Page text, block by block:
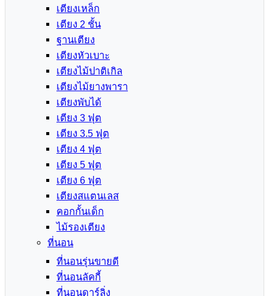
เตียงเหล็ก
เตียง 2 ชั้น
ฐานเตียง
เตียงหัวเบาะ
เตียงไม้ปาติเกิล
เตียงไม้ยางพารา
เตียงพับได้
เตียง 3 ฟุต
เตียง 3.5 ฟุต
เตียง 4 ฟุต
เตียง 5 ฟุต
เตียง 6 ฟุต
เตียงสแตนเลส
คอกกั้นเด็ก
ไม้รองเตียง
ที่นอน
ที่นอนรุ่นขายดี
ที่นอนลัคกี้
ที่นอนดาร์ลิ่ง